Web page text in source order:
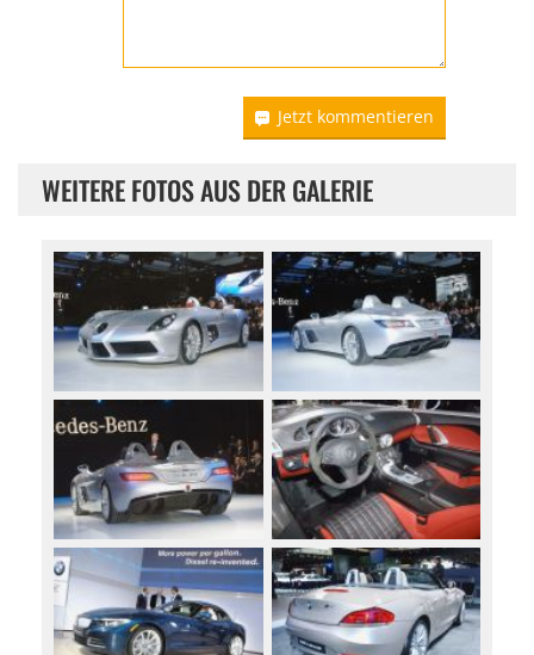
Jetzt kommentieren
WEITERE FOTOS AUS DER GALERIE